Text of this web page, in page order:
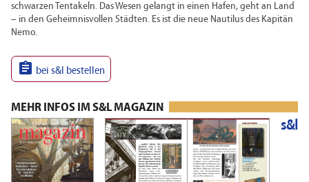
schwarzen Tentakeln. Das Wesen gelangt in einen Hafen, geht an Land
– in den Geheimnisvollen Städten. Es ist die neue Nautilus des Kapitän
Nemo.
 bei s&l bestellen
MEHR INFOS IM S&L MAGAZIN
s&l